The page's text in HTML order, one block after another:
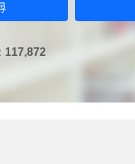
117,872